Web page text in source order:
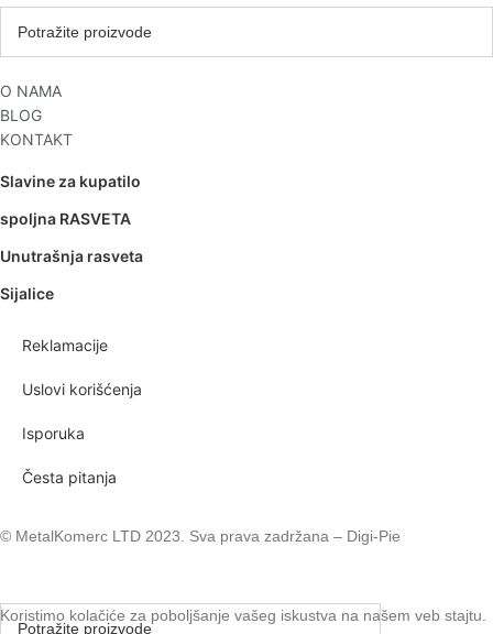
O NAMA
BLOG
KONTAKT
Slavine za kupatilo
spoljna RASVETA
Unutrašnja rasveta
Sijalice
Reklamacije
Uslovi korišćenja
Isporuka
Česta pitanja
© MetalKomerc LTD 2023. Sva prava zadržana – Digi-Pie
Koristimo kolačiće za poboljšanje vašeg iskustva na našem veb stajtu.